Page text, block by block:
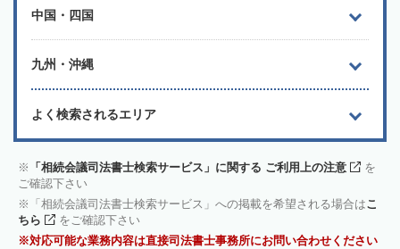
中国・四国
九州・沖縄
よく検索されるエリア
「相続会議司法書士検索サービス」に関する ご利用上の注意
を
ご確認下さい
「相続会議司法書士検索サービス」への掲載を希望される場合はこ
ちら
をご確認下さい
対応可能な業務内容は直接司法書士事務所にお問い合わせください